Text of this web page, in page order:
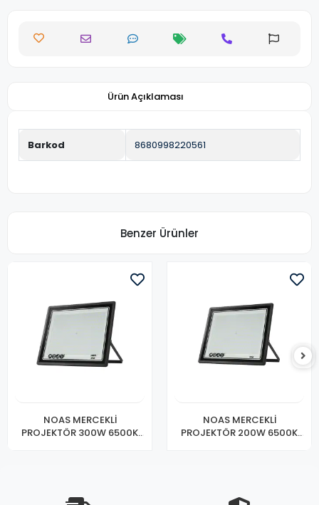
Ürün Açıklaması
Barkod 8680998220561
Benzer Ürünler
NOAS MERCEKLİ
PROJEKTÖR 300W 6500K
NOAS MERCEKLİ
PROJEKTÖR 200W 6500K